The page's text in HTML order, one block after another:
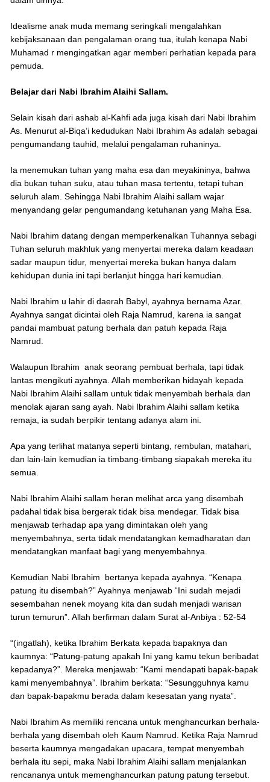
Idealisme anak muda memang seringkali mengalahkan
kebijaksanaan dan pengalaman orang tua, itulah kenapa Nabi
Muhamad r mengingatkan agar memberi perhatian kepada para
pemuda.
Belajar dari Nabi Ibrahim Alaihi Sallam.
Selain kisah dari ashab al-Kahfi ada juga kisah dari Nabi Ibrahim
As. Menurut al-Biqa’i kedudukan Nabi Ibrahim As adalah sebagai
pengumandang tauhid, melalui pengalaman ruhaninya.
Ia menemukan tuhan yang maha esa dan meyakininya, bahwa
dia bukan tuhan suku, atau tuhan masa tertentu, tetapi tuhan
seluruh alam. Sehingga Nabi Ibrahim Alaihi sallam wajar
menyandang gelar pengumandang ketuhanan yang Maha Esa.
Nabi Ibrahim datang dengan memperkenalkan Tuhannya sebagi
Tuhan seluruh makhluk yang menyertai mereka dalam keadaan
sadar maupun tidur, menyertai mereka bukan hanya dalam
kehidupan dunia ini tapi berlanjut hingga hari kemudian.
Nabi Ibrahim u lahir di daerah Babyl, ayahnya bernama Azar.
Ayahnya sangat dicintai oleh Raja Namrud, karena ia sangat
pandai mambuat patung berhala dan patuh kepada Raja
Namrud.
Walaupun Ibrahim anak seorang pembuat berhala, tapi tidak
lantas mengikuti ayahnya. Allah memberikan hidayah kepada
Nabi Ibrahim Alaihi sallam untuk tidak menyembah berhala dan
menolak ajaran sang ayah. Nabi Ibrahim Alaihi sallam ketika
remaja, ia sudah berpikir tentang adanya alam ini.
Apa yang terlihat matanya seperti bintang, rembulan, matahari,
dan lain-lain kemudian ia timbang-timbang siapakah mereka itu
semua.
Nabi Ibrahim Alaihi sallam heran melihat arca yang disembah
padahal tidak bisa bergerak tidak bisa mendegar. Tidak bisa
menjawab terhadap apa yang dimintakan oleh yang
menyembahnya, serta tidak mendatangkan kemadharatan dan
mendatangkan manfaat bagi yang menyembahnya.
Kemudian Nabi Ibrahim bertanya kepada ayahnya. “Kenapa
patung itu disembah?” Ayahnya menjawab “Ini sudah mejadi
sesembahan nenek moyang kita dan sudah menjadi warisan
turun temurun”. Allah berfirman dalam Surat al-Anbiya : 52-54
“(ingatlah), ketika Ibrahim Berkata kepada bapaknya dan
kaumnya: “Patung-patung apakah Ini yang kamu tekun beribadat
kepadanya?”. Mereka menjawab: “Kami mendapati bapak-bapak
kami menyembahnya”. Ibrahim berkata: “Sesungguhnya kamu
dan bapak-bapakmu berada dalam kesesatan yang nyata”.
Nabi Ibrahim As memiliki rencana untuk menghancurkan berhala-
berhala yang disembah oleh Kaum Namrud. Ketika Raja Namrud
beserta kaumnya mengadakan upacara, tempat menyembah
berhala itu sepi, maka Nabi Ibrahim Alaihi sallam menjalankan
rencananya untuk memenghancurkan patung patung tersebut.